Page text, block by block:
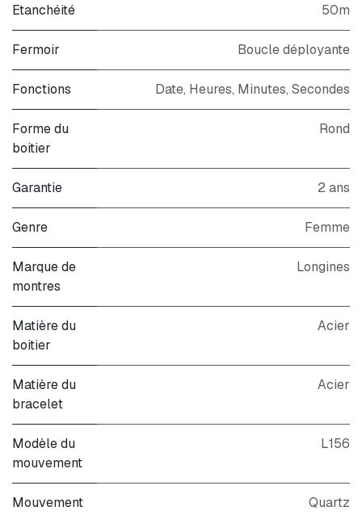
Etanchéité 50m
Fermoir Boucle déployante
Fonctions Date, Heures, Minutes, Secondes
Forme du
boitier
Rond
Garantie 2 ans
Genre Femme
Marque de
montres
Longines
Matière du
boitier
Acier
Matière du
bracelet
Acier
Modèle du
mouvement
L156
Mouvement Quartz